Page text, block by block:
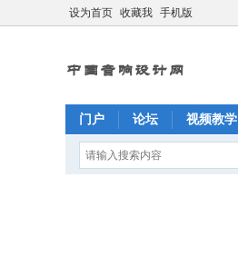
设为首页 收藏我 手机版
门户 论坛 视频教学